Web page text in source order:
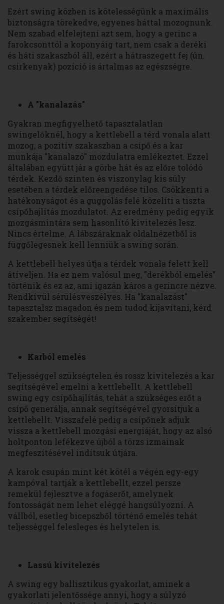
Ezért swing közben is kötelességünk a maximális
biztonságra törekedve, egyenes háttal mozognunk.
Nem szabad elfelejteni azt sem, hogy a gerinc a
farokcsonttól a koponyáig tart, nem csak a deréki
és háti szakaszból áll, ezért a hátraszegett fej (ún.
csirkenyak) pozíció is ártalmas az egészségre.
A "kanalazás"
Gyakran megfigyelhető tapasztalatlan
swingelőknél, hogy a kettlebell a térd vonala alatt
mozog, a pozitív szakaszban a csípő és a kar
munkája "kanalazó" mozdulatra emlékeztet. Ezzel
általában együtt jár a görbe hát és az előre tolódó
térdek. Kezdő szinten és viszonylag kis súly
esetében a térdek előreengedése tilos. Csökkenti a
hatékonyságot és a guggolás felé közelíti a tiszta
csípőhajlítás mozdulatot. Az eredmény pedig egyik
mozgásmintára sem hasonlító kivitelezés lesz.
Nincs értelme. A lábszáraknak oldalnézetből is
függőlegesnek kell lenniük a swing során.
A kettlebell helyes útja a térdek vonala felett kell
átíveljen. Ha ez nem valósul meg, "derékból emelés"
történik és ez az, ami igazán káros a gerincre nézve.
Rendkívül sérülésveszélyes. Ha "kanalazást"
tapasztalsz magadon és nem tudod kijavítani, kérd
szakember segítségét!
Karból emelés
Teljességgel szükségtelen és rossz kivitelezés a kar
segítségével emelni a kettlebellt. A kettlebell
swing egy csípőhajlítás, tehát a szükséges erőt a
csípő generálja, annak segítségével gyorsítjuk a
kettlebellt. Visszafelé pedig a csípőnek adjuk
vissza a kettlebell mozgási energiáját, hogy az alsó
holtponton lefékezve újból a törzs izmainak
megfeszítésével indítsuk útjára.
A karok csupán mint két kötél a végén egy-egy
kampóval tartják a kettlebellt, ezzel persze
remekül fejlesztve a fogáserőt, amelynek
fontosságát nem lehet eléggé hangsúlyozni. A
vállból, esetleg bicepszből történő emelés tehát
teljességgel felesleges és helytelen is.
Lassú kivitelezés
A swing egy ballisztikus gyakorlat, aminek a
gyakorlati jelentőssége annyi, hogy a súlyzó